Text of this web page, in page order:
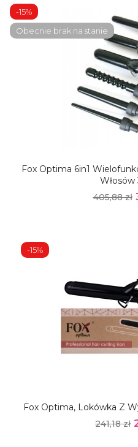
Fox Optima 6in1
Włosów
405,88 zł
-15%
Obecnie brak na stanie
Fox Optima, Lokówka Z
241,18 zł
-15%